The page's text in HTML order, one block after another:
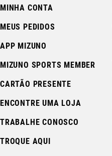
MINHA CONTA
MEUS PEDIDOS
APP MIZUNO
MIZUNO SPORTS MEMBER
CARTÃO PRESENTE
ENCONTRE UMA LOJA
TRABALHE CONOSCO
TROQUE AQUI